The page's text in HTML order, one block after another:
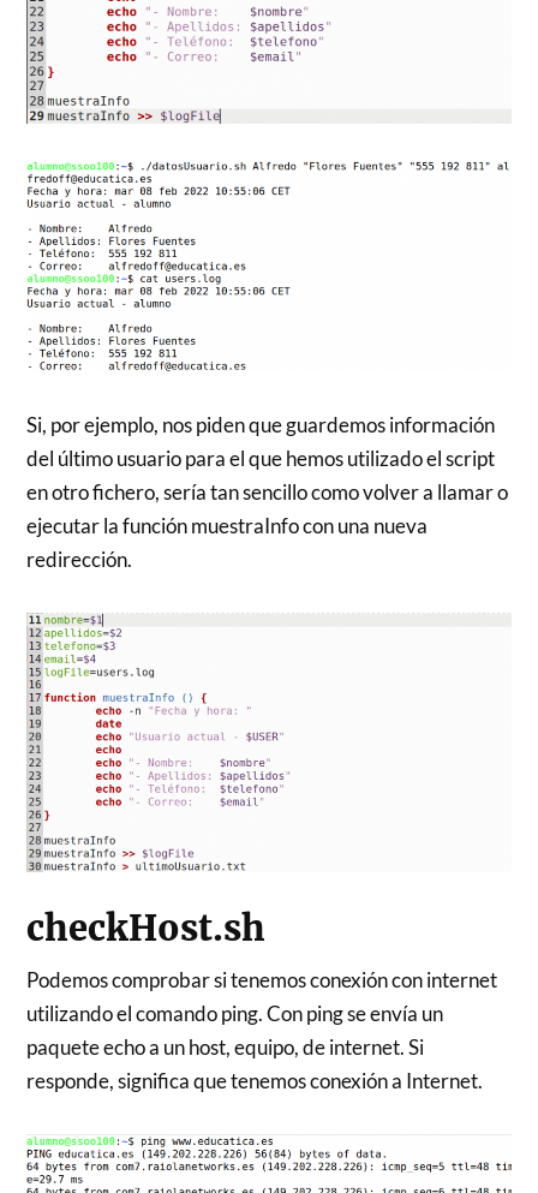
Si, por ejemplo, nos piden que guardemos información
del último usuario para el que hemos utilizado el script
en otro fichero, sería tan sencillo como volver a llamar o
ejecutar la función muestraInfo con una nueva
redirección.
checkHost.sh
Podemos comprobar si tenemos conexión con internet
utilizando el comando ping. Con ping se envía un
paquete echo a un host, equipo, de internet. Si
responde, significa que tenemos conexión a Internet.